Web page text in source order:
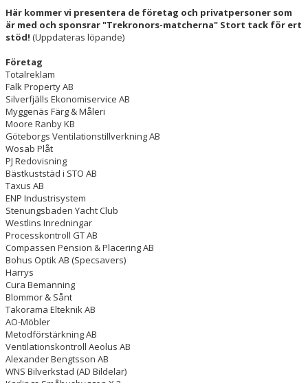
BILDGALLERI
DOKUMENT
KONTAKT
Här kommer vi presentera de företag och privatpersoner som
är med och sponsrar "Trekronors-matcherna" Stort tack för ert
stöd! (Uppdateras löpande)
Företag
Totalreklam
Falk Property AB
Silverfjälls Ekonomiservice AB
Myggenäs Färg & Måleri
Moore Ranby KB
Göteborgs Ventilationstillverkning AB
Wosab Plåt
PJ Redovisning
Bästkuststäd i STO AB
Taxus AB
ENP Industrisystem
Stenungsbaden Yacht Club
Westlins Inredningar
Processkontroll GT AB
Compassen Pension & Placering AB
Bohus Optik AB (Specsavers)
Harrys
Cura Bemanning
Blommor & Sånt
Takorama Elteknik AB
AO-Möbler
Metodförstärkning AB
Ventilationskontroll Aeolus AB
Alexander Bengtsson AB
WNS Bilverkstad (AD Bildelar)